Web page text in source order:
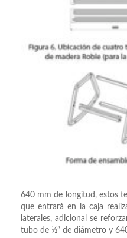
640 mm de longitud, estos
que entrará en la caja
laterales, adicional se
tubo de ½” de diámetro y